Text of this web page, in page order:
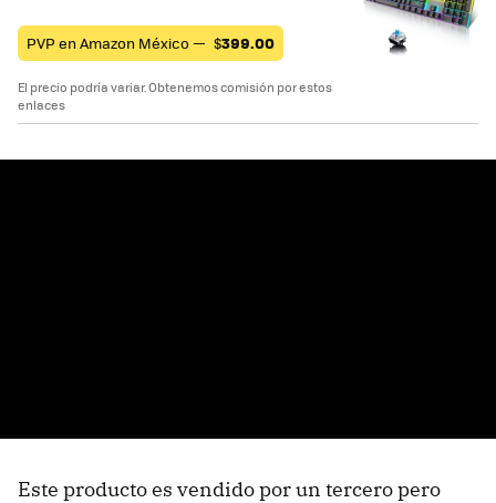
PVP en Amazon México — $399.00
El precio podría variar. Obtenemos comisión por estos
enlaces
Este producto es vendido por un tercero pero